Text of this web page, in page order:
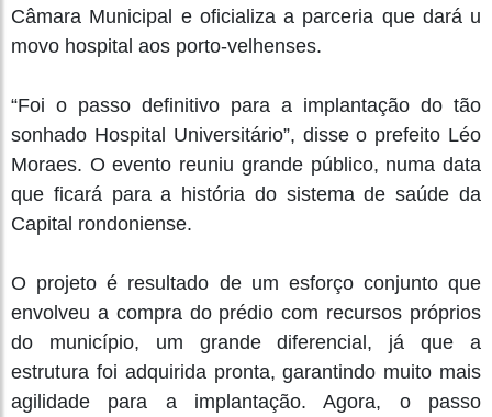
Câmara Municipal e oficializa a parceria que dará u
movo hospital aos porto-velhenses.
“Foi o passo definitivo para a implantação do tão
sonhado Hospital Universitário”, disse o prefeito Léo
Moraes. O evento reuniu grande público, numa data
que ficará para a história do sistema de saúde da
Capital rondoniense.
O projeto é resultado de um esforço conjunto que
envolveu a compra do prédio com recursos próprios
do município, um grande diferencial, já que a
estrutura foi adquirida pronta, garantindo muito mais
agilidade para a implantação. Agora, o passo